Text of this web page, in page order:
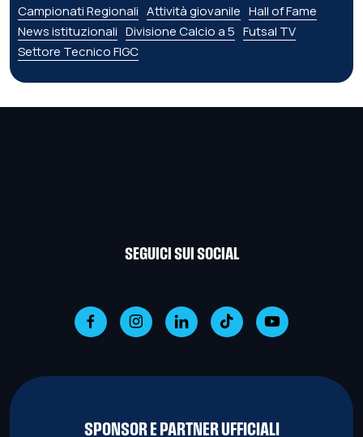
Campionati Regionali Attività giovanile Hall of Fame
News istituzionali Divisione Calcio a 5 Futsal TV
Settore Tecnico FIGC
SEGUICI SUI SOCIAL
SPONSOR E PARTNER UFFICIALI